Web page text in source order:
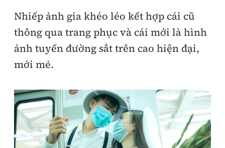
Nhiếp ảnh gia khéo léo kết hợp cái cũ
thông qua trang phục và cái mới là hình
ảnh tuyến đường sắt trên cao hiện đại,
mới mẻ.